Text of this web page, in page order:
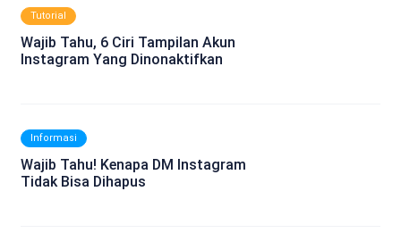
Tutorial
Wajib Tahu, 6 Ciri Tampilan Akun
Instagram Yang Dinonaktifkan
Informasi
Wajib Tahu! Kenapa DM Instagram
Tidak Bisa Dihapus